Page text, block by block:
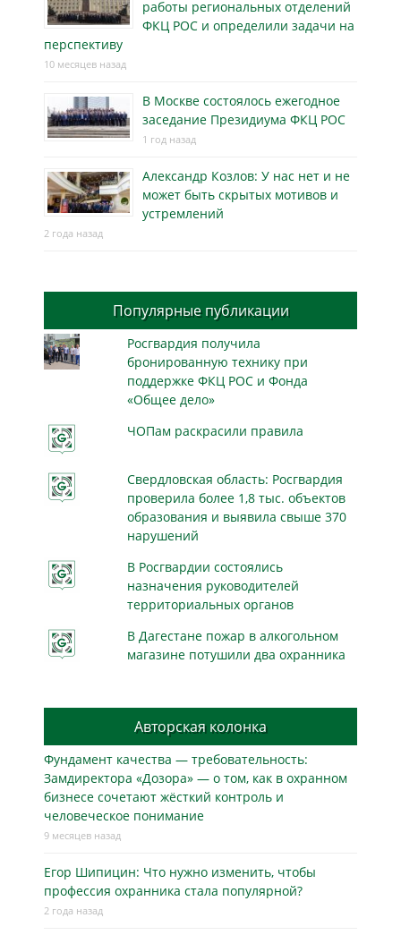
работы региональных отделений
ФКЦ РОС и определили задачи на
перспективу
10 месяцев назад
В Москве состоялось ежегодное
заседание Президиума ФКЦ РОС
1 год назад
Александр Козлов: У нас нет и не
может быть скрытых мотивов и
устремлений
2 года назад
Популярные публикации
Росгвардия получила
бронированную технику при
поддержке ФКЦ РОС и Фонда
«Общее дело»
ЧОПам раскрасили правила
Свердловская область: Росгвардия
проверила более 1,8 тыс. объектов
образования и выявила свыше 370
нарушений
В Росгвардии состоялись
назначения руководителей
территориальных органов
В Дагестане пожар в алкогольном
магазине потушили два охранника
Авторская колонка
Фундамент качества — требовательность:
Замдиректора «Дозора» — о том, как в охранном
бизнесe сочетают жёсткий контроль и
человеческое понимание
9 месяцев назад
Егор Шипицин: Что нужно изменить, чтобы
профессия охранника стала популярной?
2 года назад